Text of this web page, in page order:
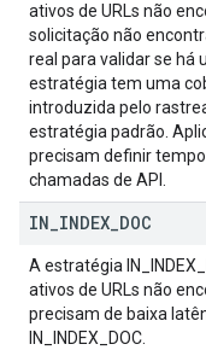
ativos de URLs não
solicitação não
real para validar se há
estratégia tem uma
introduzida pelo
estratégia padrão.
precisam definir
chamadas de API.
IN INDEX DOC
A estratégia
ativos de URLs não
precisam de baixa
IN_INDEX_DOC.